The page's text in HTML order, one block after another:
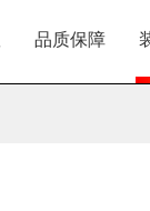
品质保障